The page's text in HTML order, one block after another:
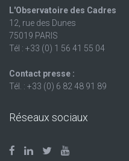
L'Observatoire des Cadres
12, rue des Dunes
75019 PARIS
Tél : +33 (0) 1 56 41 55 04
Contact presse :
Tél. : +33 (0) 6 82 48 91 89
Réseaux sociaux